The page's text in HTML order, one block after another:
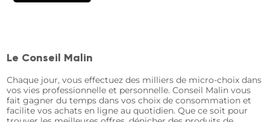
Le Conseil Malin
Chaque jour, vous effectuez des milliers de micro-choix dans
vos vies professionnelle et personnelle. Conseil Malin vous
fait gagner du temps dans vos choix de consommation et
facilite vos achats en ligne au quotidien. Que ce soit pour